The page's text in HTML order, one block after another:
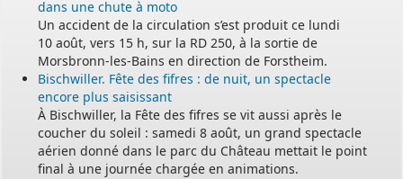
dans une chute à moto
Un accident de la circulation s’est produit ce lundi
10 août, vers 15 h, sur la RD 250, à la sortie de
Morsbronn-les-Bains en direction de Forstheim.
Bischwiller. Fête des fifres : de nuit, un spectacle
encore plus saisissant
À Bischwiller, la Fête des fifres se vit aussi après le
coucher du soleil : samedi 8 août, un grand spectacle
aérien donné dans le parc du Château mettait le point
final à une journée chargée en animations.